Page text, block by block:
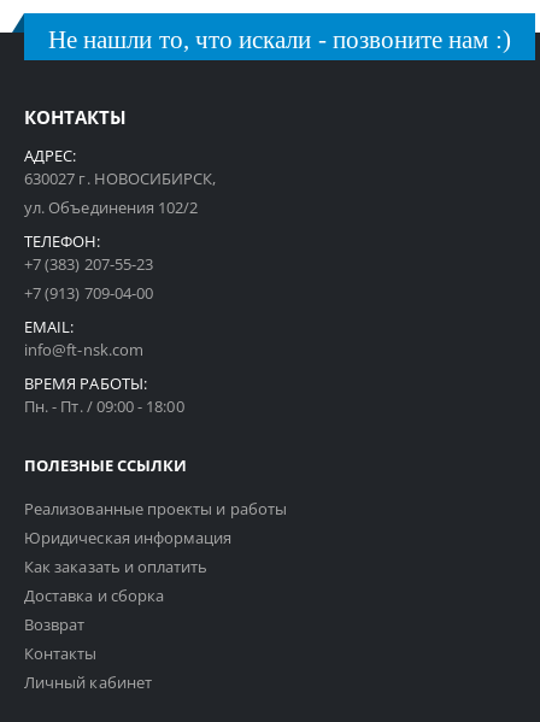
Не нашли то, что искали - позвоните нам :)
КОНТАКТЫ
АДРЕС:
630027 г. НОВОСИБИРСК,
ул. Объединения 102/2
ТЕЛЕФОН:
+7 (383) 207-55-23
+7 (913) 709-04-00
EMAIL:
info@ft-nsk.com
ВРЕМЯ РАБОТЫ:
Пн. - Пт. / 09:00 - 18:00
ПОЛЕЗНЫЕ ССЫЛКИ
Реализованные проекты и работы
Юридическая информация
Как заказать и оплатить
Доставка и сборка
Возврат
Контакты
Личный кабинет